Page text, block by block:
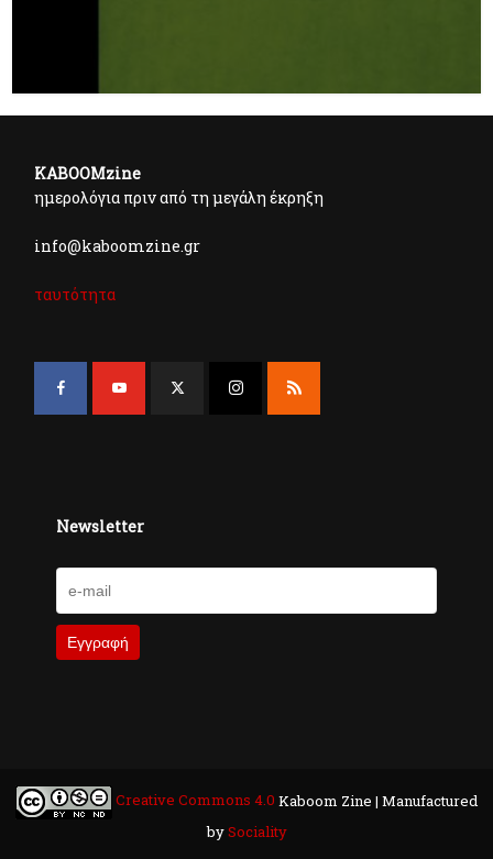
KABOOMzine
ημερολόγια πριν από τη μεγάλη έκρηξη
info@kaboomzine.gr
ταυτότητα
Newsletter
Creative Commons 4.0 Kaboom Zine | Manufactured
bySociality